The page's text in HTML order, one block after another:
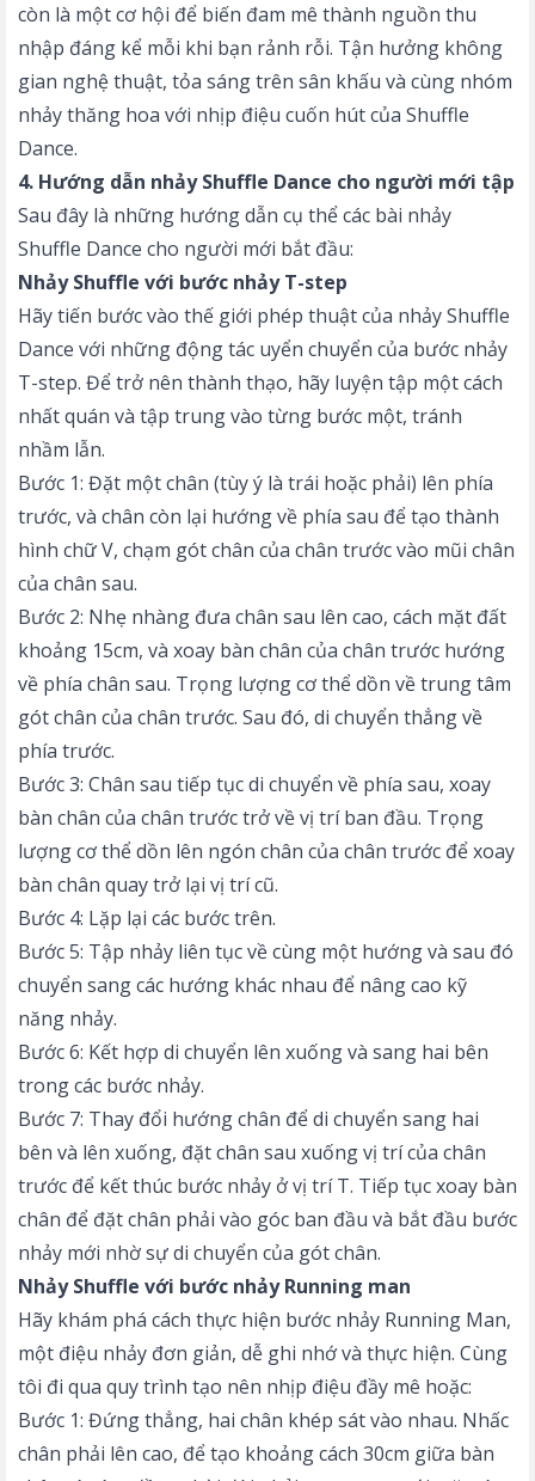
còn là một cơ hội để biến đam mê thành nguồn thu
nhập đáng kể mỗi khi bạn rảnh rỗi. Tận hưởng không
gian nghệ thuật, tỏa sáng trên sân khấu và cùng nhóm
nhảy thăng hoa với nhịp điệu cuốn hút của Shuffle
Dance.
4. Hướng dẫn nhảy Shuffle Dance cho người mới tập
Sau đây là những hướng dẫn cụ thể các bài nhảy
Shuffle Dance cho người mới bắt đầu:
Nhảy Shuffle với bước nhảy T-step
Hãy tiến bước vào thế giới phép thuật của nhảy Shuffle
Dance với những động tác uyển chuyển của bước nhảy
T-step. Để trở nên thành thạo, hãy luyện tập một cách
nhất quán và tập trung vào từng bước một, tránh
nhầm lẫn.
Bước 1: Đặt một chân (tùy ý là trái hoặc phải) lên phía
trước, và chân còn lại hướng về phía sau để tạo thành
hình chữ V, chạm gót chân của chân trước vào mũi chân
của chân sau.
Bước 2: Nhẹ nhàng đưa chân sau lên cao, cách mặt đất
khoảng 15cm, và xoay bàn chân của chân trước hướng
về phía chân sau. Trọng lượng cơ thể dồn về trung tâm
gót chân của chân trước. Sau đó, di chuyển thẳng về
phía trước.
Bước 3: Chân sau tiếp tục di chuyển về phía sau, xoay
bàn chân của chân trước trở về vị trí ban đầu. Trọng
lượng cơ thể dồn lên ngón chân của chân trước để xoay
bàn chân quay trở lại vị trí cũ.
Bước 4: Lặp lại các bước trên.
Bước 5: Tập nhảy liên tục về cùng một hướng và sau đó
chuyển sang các hướng khác nhau để nâng cao kỹ
năng nhảy.
Bước 6: Kết hợp di chuyển lên xuống và sang hai bên
trong các bước nhảy.
Bước 7: Thay đổi hướng chân để di chuyển sang hai
bên và lên xuống, đặt chân sau xuống vị trí của chân
trước để kết thúc bước nhảy ở vị trí T. Tiếp tục xoay bàn
chân để đặt chân phải vào góc ban đầu và bắt đầu bước
nhảy mới nhờ sự di chuyển của gót chân.
Nhảy Shuffle với bước nhảy Running man
Hãy khám phá cách thực hiện bước nhảy Running Man,
một điệu nhảy đơn giản, dễ ghi nhớ và thực hiện. Cùng
tôi đi qua quy trình tạo nên nhịp điệu đầy mê hoặc:
Bước 1: Đứng thẳng, hai chân khép sát vào nhau. Nhấc
chân phải lên cao, để tạo khoảng cách 30cm giữa bàn